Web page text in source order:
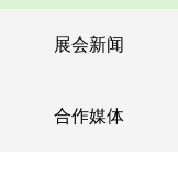
展会新闻
合作媒体